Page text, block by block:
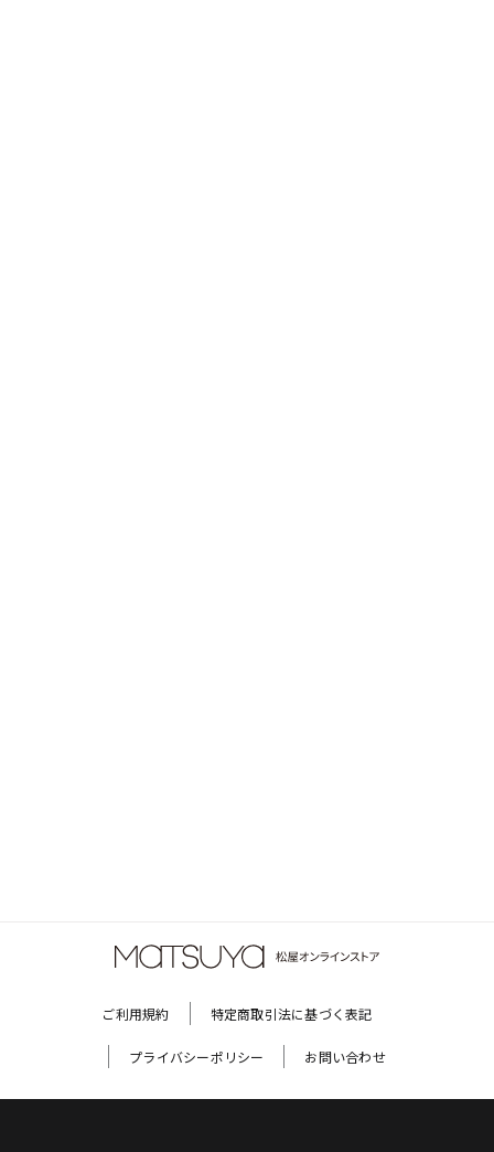
ご利用規約 特定商取引法に基づく表記
プライバシーポリシー お問い合わせ